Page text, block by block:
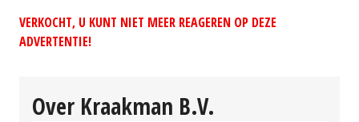
VERKOCHT, U KUNT NIET MEER REAGEREN OP DEZE
ADVERTENTIE!
Over Kraakman B.V.